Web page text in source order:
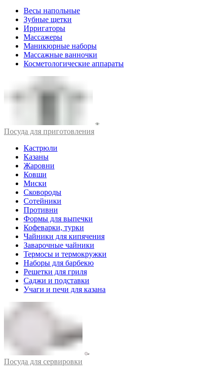
Весы напольные
Зубные щетки
Ирригаторы
Массажеры
Маникюрные наборы
Массажные ванночки
Косметологические аппараты
Посуда для приготовления
Кастрюли
Казаны
Жаровни
Ковши
Миски
Сковороды
Сотейники
Противни
Формы для выпечки
Кофеварки, турки
Чайники для кипячения
Заварочные чайники
Термосы и термокружки
Наборы для барбекю
Решетки для гриля
Саджи и подставки
Учаги и печи для казана
Посуда для сервировки